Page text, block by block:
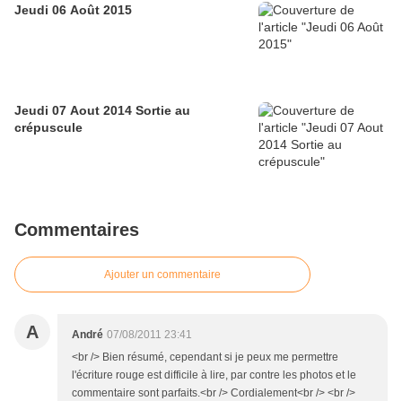
Jeudi 06 Août 2015
Jeudi 07 Aout 2014 Sortie au
crépuscule
Commentaires
Ajouter un commentaire
A André 07/08/2011 23:41
<br /> Bien résumé, cependant si je peux me permettre
l'écriture rouge est difficile à lire, par contre les photos et le
commentaire sont parfaits.<br /> Cordialement<br /> <br />